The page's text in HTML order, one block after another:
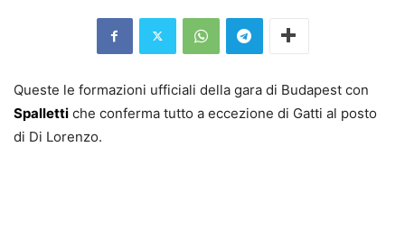
Queste le formazioni ufficiali della gara di Budapest con
Spalletti che conferma tutto a eccezione di Gatti al posto
di Di Lorenzo.